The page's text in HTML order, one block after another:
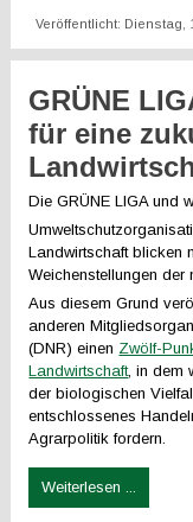
Veröffentlicht: Dienstag,
GRÜNE
für eine
Die GRÜNE LIGA und
Landwirtschaft blicken
Weichenstellungen der
Aus diesem Grund
anderen
(DNR) einen Zwölf-
Landwirtschaft, in dem
der biologischen
entschlossenes
Agrarpolitik fordern.
Weiterlesen ...